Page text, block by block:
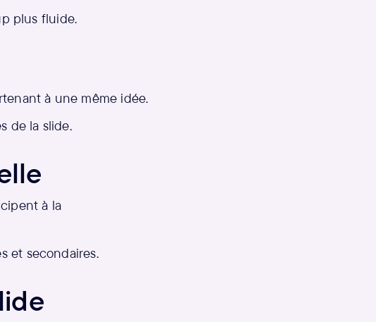
plus fluide.
à une même idée.
de la slide.
à la
et secondaires.